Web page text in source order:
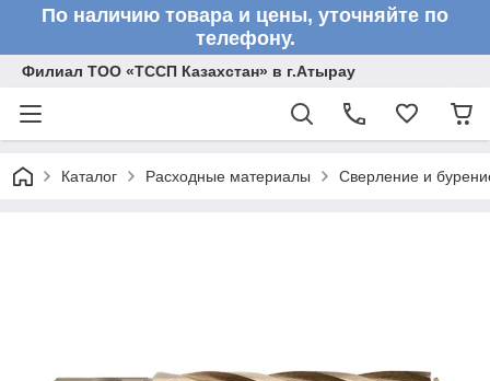
По наличию товара и цены, уточняйте по
телефону.
Филиал ТОО «ТССП Казахстан» в г.Атырау
Каталог Расходные материалы Сверление и